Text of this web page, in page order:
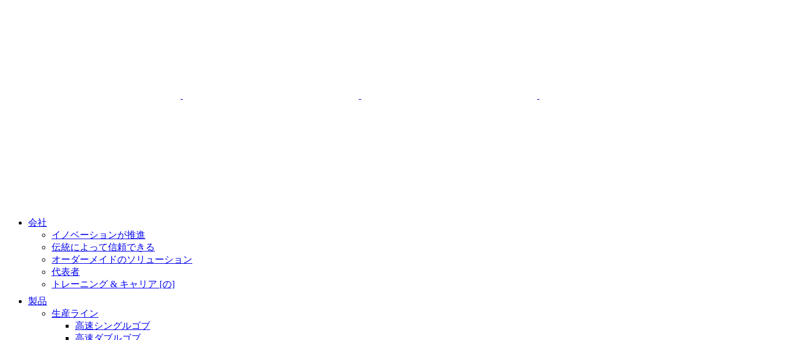
会社
イノベーションが推進
伝統によって信頼できる
オーダーメイドのソリューション
代表者
トレーニング & キャリア [の]
製品
生産ライン
高速シングルゴブ
高速ダブルゴブ